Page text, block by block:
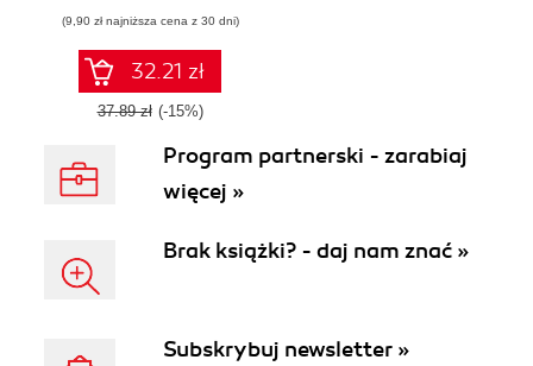
(9,90 zł najniższa cena z 30 dni)
32.21 zł
37.89 zł (-15%)
Program partnerski - zarabiaj
więcej »
Brak książki? - daj nam znać »
Subskrybuj newsletter »